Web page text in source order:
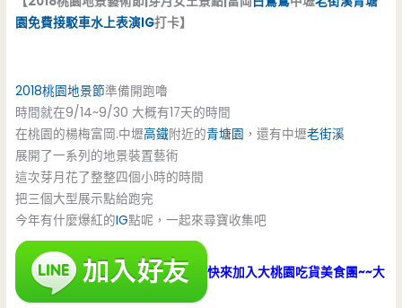
園免費接駁車水上表演IG打卡】
2018桃園地景節準備開跑嚕
時間就在9/14~9/30 大概有17天的時間
在桃園的楊梅富岡.中壢高鐵附近的青塘園 ，還有中壢老街溪
展開了一系列的地景裝置藝術
這次芽月花了整整四個小時的時間
把三個大型展示點給跑完
今年有什麼爆紅的IG點呢，一起來尋寶收集吧
快來加入大桃園吃貨美食團~~大